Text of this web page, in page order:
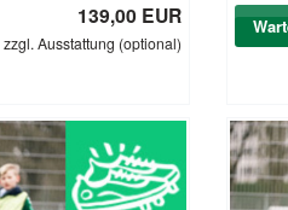
139,00 EUR
zzgl. Ausstattung (optional)